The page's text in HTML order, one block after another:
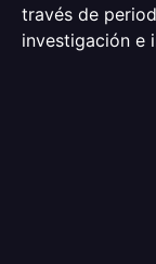
través de
investigación e